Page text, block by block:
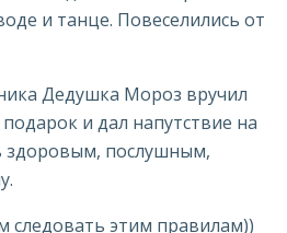
и танце. Повеселились от
Дедушка Мороз вручил
и дал напутствие на
здоровым, послушным,
этим правилам))